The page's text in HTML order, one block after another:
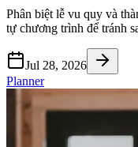
Phân biệt lễ vu quy và
tự chương trình để tránh
Jul 28, 2026
Planner